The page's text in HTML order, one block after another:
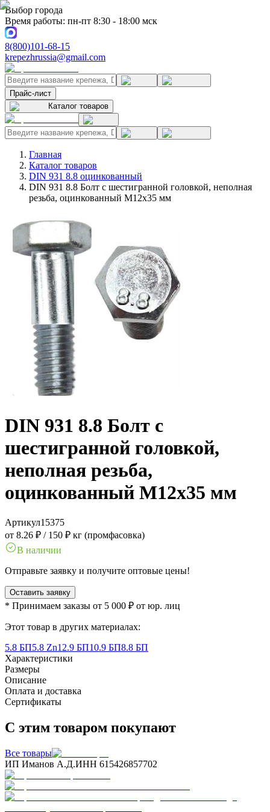
Выбор города
Время работы: пн-пт 8:30 - 18:00 мск
8(800)101-68-15
krepezhrussia@gmail.com
Прайс-лист
Каталог товаров
Главная
Каталог товаров
DIN 931 8.8 оцинкованный
DIN 931 8.8 Болт с шестигранной головкой, неполная
резьба, оцинкованный M12x35 мм
DIN 931 8.8 Болт с
шестигранной головкой,
неполная резьба,
оцинкованный M12x35 мм
Артикул15375
от 8.26 ₽ / 150 ₽ кг (промфасовка)
В наличии
Отправьте заявку и получите оптовые цены!
Оставить заявку
* Принимаем заказы от 5 000 ₽ от юр. лиц
Этот товар в других материалах:
5.8 БП5.8 Zn12.9 БП10.9 БП8.8 БП
Характеристики
Размеры
Описание
Оплата и доставка
Сертификаты
С этим товаром покупают
Все товары
ИП Иманов А.Д.ИНН 615426857702